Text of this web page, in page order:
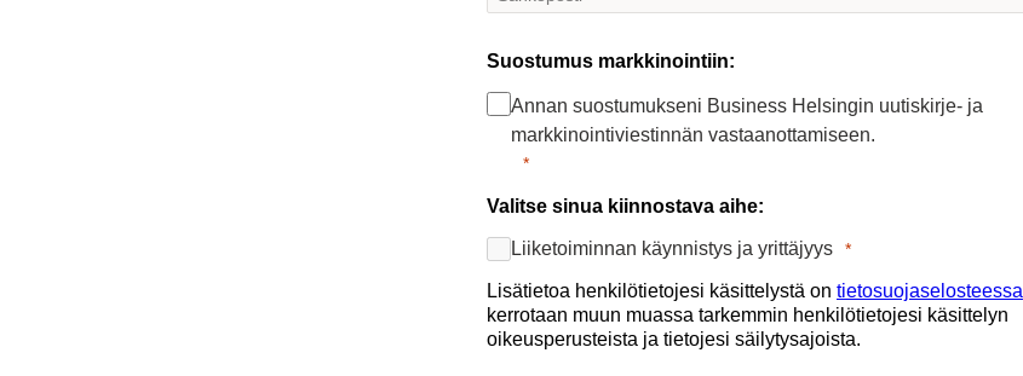
Suostumus markkinointiin:
Annan suostumukseni Business Helsingin uutiskirje- ja
markkinointiviestinnän vastaanottamiseen.
Valitse sinua kiinnostava aihe:
Liiketoiminnan käynnistys ja yrittäjyys
Lisätietoa henkilötietojesi käsittelystä on tietosuojaselosteessa
kerrotaan muun muassa tarkemmin henkilötietojesi käsittelyn
oikeusperusteista ja tietojesi säilytysajoista.